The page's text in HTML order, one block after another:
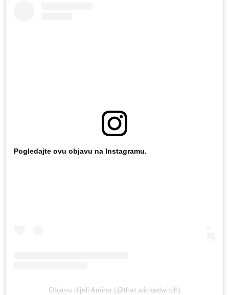
Pogledajte ovu objavu na Instagramu.
Objavu dijeli Amina (@that.wickedwitch)